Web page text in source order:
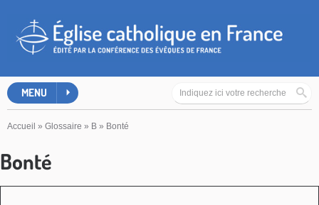
MENU
Accueil » Glossaire » B » Bonté
Bonté